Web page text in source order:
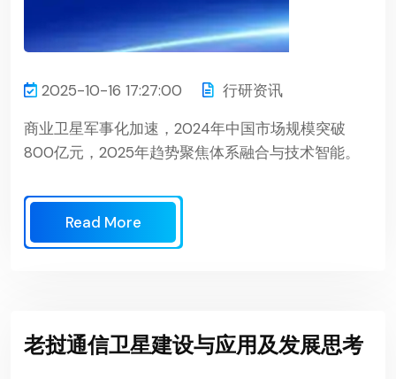
2025-10-16 17:27:00
行研资讯
商业卫星军事化加速，2024年中国市场规模突破
800亿元，2025年趋势聚焦体系融合与技术智能。
Read More
老挝通信卫星建设与应用及发展思考